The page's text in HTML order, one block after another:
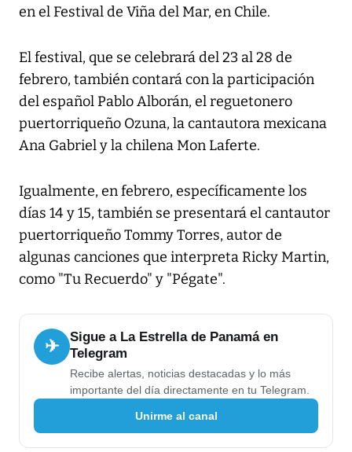
en el Festival de Viña del Mar, en Chile.
El festival, que se celebrará del 23 al 28 de
febrero, también contará con la participación
del español Pablo Alborán, el reguetonero
puertorriqueño Ozuna, la cantautora mexicana
Ana Gabriel y la chilena Mon Laferte.
Igualmente, en febrero, específicamente los
días 14 y 15, también se presentará el cantautor
puertorriqueño Tommy Torres, autor de
algunas canciones que interpreta Ricky Martin,
como "Tu Recuerdo" y "Pégate".
✈
Sigue a La Estrella de Panamá en
Telegram
Recibe alertas, noticias destacadas y lo más
importante del día directamente en tu Telegram.
Unirme al canal